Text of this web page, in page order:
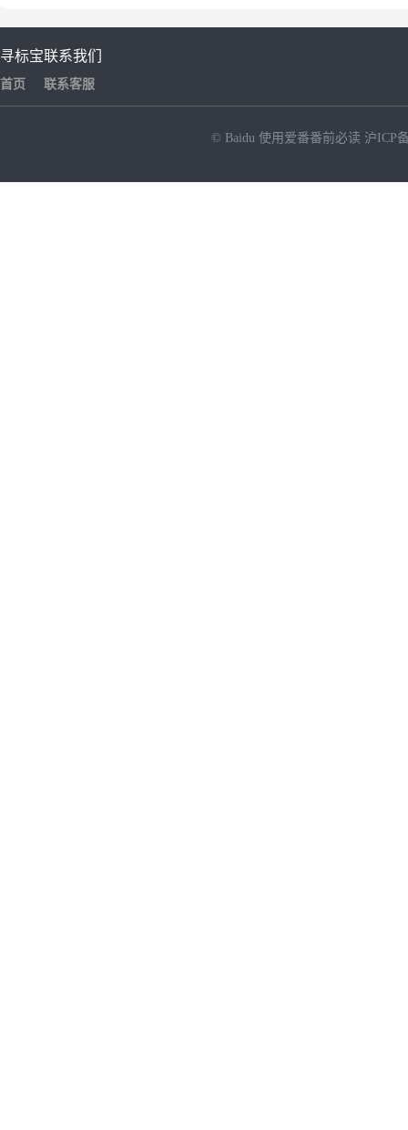
寻标宝
首页
联系我们
联系客服
© Baidu 使用爱番番前必读 沪ICP